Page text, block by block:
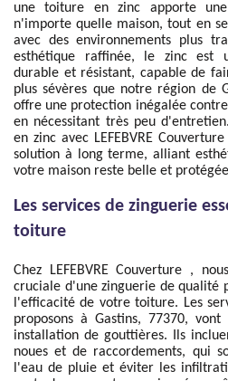
une toiture en zinc apporte
n'importe quelle maison, tout en
avec des environnements plus
esthétique raffinée, le zinc est
durable et résistant, capable de
plus sévères que notre région de
offre une protection inégalée
en nécessitant très peu
en zinc avec LEFEBVRE
solution à long terme, alliant
votre maison reste belle et
Les services de zinguerie
toiture
Chez LEFEBVRE Couverture ,
cruciale d'une zinguerie de qualité
l'efficacité de votre toiture. Les
proposons à Gastins, 77370,
installation de gouttières. Ils
noues et de raccordements, qui
l'eau de pluie et éviter les